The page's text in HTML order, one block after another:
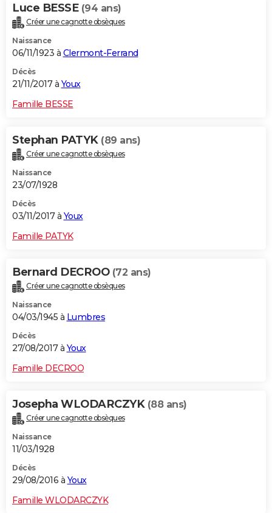
Luce BESSE (94 ans)
Créer une cagnotte obsèques
Naissance
06/11/1923 à Clermont-Ferrand
Décès
21/11/2017 à Youx
Famille BESSE
Stephan PATYK (89 ans)
Créer une cagnotte obsèques
Naissance
23/07/1928
Décès
03/11/2017 à Youx
Famille PATYK
Bernard DECROO (72 ans)
Créer une cagnotte obsèques
Naissance
04/03/1945 à Lumbres
Décès
27/08/2017 à Youx
Famille DECROO
Josepha WLODARCZYK (88 ans)
Créer une cagnotte obsèques
Naissance
11/03/1928
Décès
29/08/2016 à Youx
Famille WLODARCZYK